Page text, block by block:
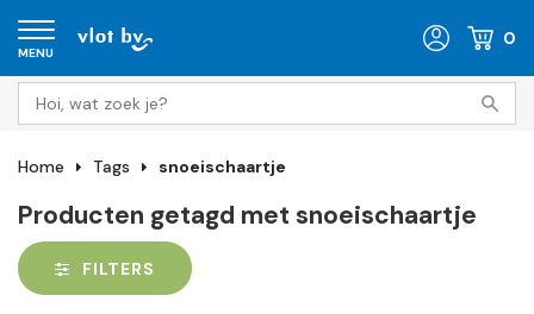
MENU
0
Home Tags snoeischaartje
Producten getagd met snoeischaartje
FILTERS